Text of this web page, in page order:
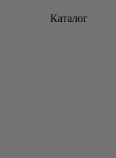
Каталог